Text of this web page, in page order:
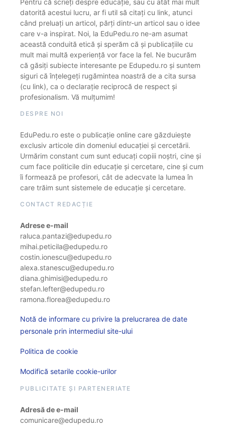
Pentru că scrieți despre educație, sau cu atât mai mult
datorită acestui lucru, ar fi util să citați cu link, atunci
când preluați un articol, părți dintr-un articol sau o idee
care v-a inspirat. Noi, la EduPedu.ro ne-am asumat
această conduită etică și sperăm că și publicațiile cu
mult mai multă experiență vor face la fel. Ne bucurăm
că găsiți subiecte interesante pe Edupedu.ro și suntem
siguri că înțelegeți rugămintea noastră de a cita sursa
(cu link), ca o declarație reciprocă de respect și
profesionalism. Vă mulțumim!
DESPRE NOI
EduPedu.ro este o publicație online care găzduiește
exclusiv articole din domeniul educației și cercetării.
Urmărim constant cum sunt educați copiii noștri, cine și
cum face politicile din educație și cercetare, cine și cum
îi formează pe profesori, cât de adecvate la lumea în
care trăim sunt sistemele de educație și cercetare.
CONTACT REDACȚIE
Adrese e-mail
raluca.pantazi@edupedu.ro
mihai.peticila@edupedu.ro
costin.ionescu@edupedu.ro
alexa.stanescu@edupedu.ro
diana.ghimisi@edupedu.ro
stefan.lefter@edupedu.ro
ramona.florea@edupedu.ro
Notă de informare cu privire la prelucrarea de date
personale prin intermediul site-ului
Politica de cookie
Modifică setarile cookie-urilor
PUBLICITATE ȘI PARTENERIATE
Adresă de e-mail
comunicare@edupedu.ro